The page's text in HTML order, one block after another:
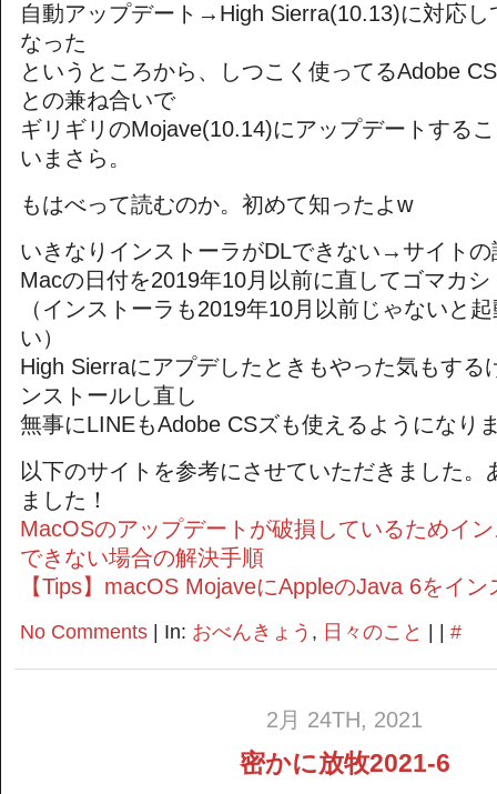
自動アップデート→High Sierra(10.13)に対応し
なった
というところから、しつこく使ってるAdobe
との兼ね合いで
ギリギリのMojave(10.14)にアップデートする
いまさら。
もはべって読むのか。初めて知ったよw
いきなりインストーラがDLできない→サイト
Macの日付を2019年10月以前に直してゴマカシ
（インストーラも2019年10月以前じゃないと
い）
High Sierraにアプデしたときもやった気もする
ンストールし直し
無事にLINEもAdobe CSズも使えるようになり
以下のサイトを参考にさせていただきました。
ました！
MacOSのアップデートが破損しているためイ
できない場合の解決手順
【Tips】macOS MojaveにAppleのJava 6をイ
No Comments | In: おべんきょう , 日々のこと | | #
2月 24TH, 2021
密かに放牧2021-6